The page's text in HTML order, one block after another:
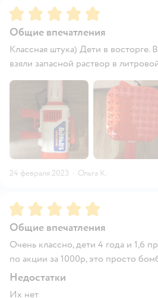
Рейтинг:5
Общие впечатления
Классная штука) Дети в восторге.
взяли запасной раствор в
24 февраля 2023 · Ольга К.
Рейтинг:5
Общие впечатления
Очень классно, дети 4 года и 1,6
по акции за 1000р, это просто
Недостатки
Их нет